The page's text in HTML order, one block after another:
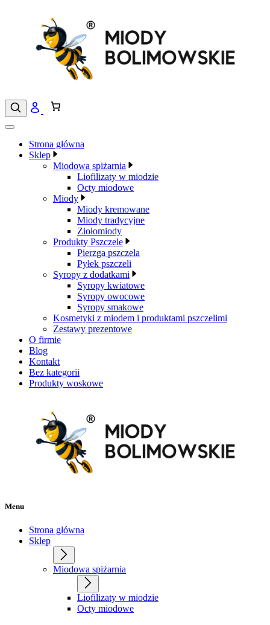
Strona główna
Sklep
Miodowa spiżarnia
Liofilizaty w miodzie
Octy miodowe
Miody
Miody kremowane
Miody tradycyjne
Ziołomiody
Produkty Pszczele
Pierzga pszczela
Pyłek pszczeli
Syropy z dodatkami
Syropy kwiatowe
Syropy owocowe
Syropy smakowe
Kosmetyki z miodem i produktami pszczelimi
Zestawy prezentowe
O firmie
Blog
Kontakt
Bez kategorii
Produkty woskowe
Menu
Strona główna
Sklep
Miodowa spiżarnia
Liofilizaty w miodzie
Octy miodowe